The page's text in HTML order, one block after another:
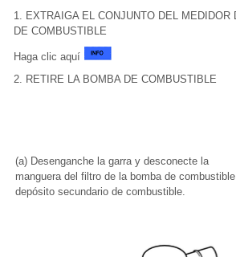
1. EXTRAIGA EL CONJUNTO DEL MEDIDOR
DE COMBUSTIBLE
Haga clic aquí
2. RETIRE LA BOMBA DE COMBUSTIBLE
(a) Desenganche la garra y desconecte la
manguera del filtro de la bomba de combustible
depósito secundario de combustible.